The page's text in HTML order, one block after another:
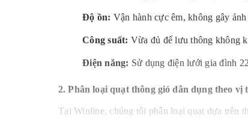
Độ ồn: Vận hành cực êm, không gây
Công suất: Vừa đủ để lưu thông không
Điện năng: Sử dụng điện lưới gia đình
2. Phân loại quạt thông gió dân dụng theo vị
Tại Winline, chúng tôi phân loại quạt dựa trên